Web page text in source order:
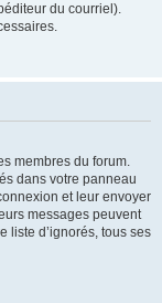
du courriel).
membres du forum.
dans votre panneau
et leur envoyer
messages peuvent
liste d’ignorés, tous ses